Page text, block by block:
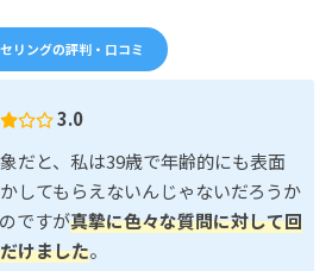
リングの評判・口コミ
3.0
だと、私は39歳で年齢的にも表面
してもらえないんじゃないだろうか
ですが真摯に色々な質問に対して回
けました。